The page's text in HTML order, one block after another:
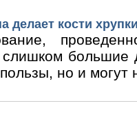
делает кости
слишком большие
но и могут